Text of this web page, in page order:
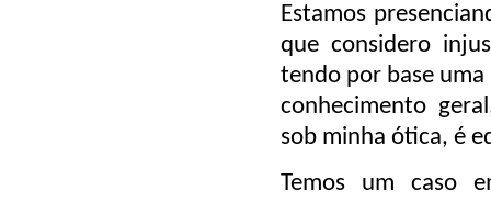
Estamos
que considero
tendo por base uma
conhecimento
sob minha ótica, é
Temos um caso